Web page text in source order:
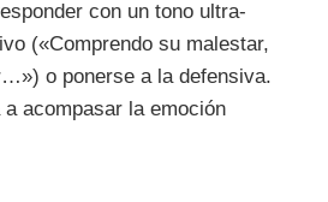
con un tono ultra-
(«Comprendo su malestar,
o ponerse a la defensiva.
a acompasar la emoción